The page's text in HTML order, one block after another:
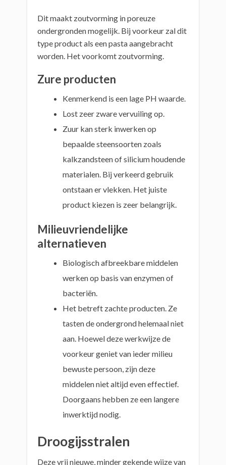
Dit maakt zoutvorming in poreuze
ondergronden mogelijk. Bij voorkeur zal dit
type product als een pasta aangebracht
worden. Het voorkomt zoutvorming.
Zure producten
Kenmerkend is een lage PH waarde.
Lost zeer zware vervuiling op.
Zuur kan sterk inwerken op
bepaalde steensoorten zoals
kalkzandsteen of silicium houdende
materialen. Bij verkeerd gebruik
ontstaan er vlekken. Het juiste
product kiezen is zeer belangrijk.
Milieuvriendelijke
alternatieven
Biologisch afbreekbare middelen
werken op basis van enzymen of
bacteriën.
Het betreft zachte producten. Ze
tasten de ondergrond helemaal niet
aan. Hoewel deze werkwijze de
voorkeur geniet van ieder milieu
bewuste persoon, zijn deze
middelen niet altijd even effectief.
Doorgaans hebben ze een langere
inwerktijd nodig.
Droogijsstralen
Deze vrij nieuwe, minder gekende wijze van